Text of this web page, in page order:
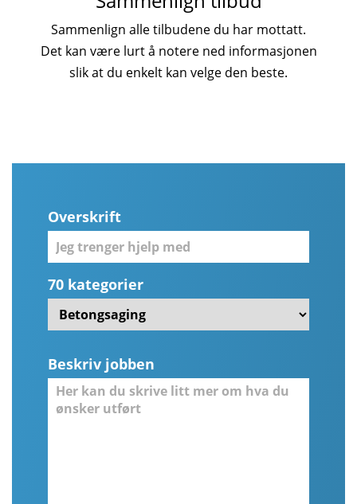
Sammenlign alle tilbudene du har mottatt.
Det kan være lurt å notere ned informasjonen
slik at du enkelt kan velge den beste.
Overskrift
70 kategorier
Beskriv jobben